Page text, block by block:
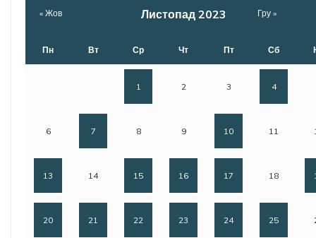
Листопад 2023
Пн Вт Ср Чт Пт Сб
1 2 3 4
6 7 8 9 10 11
13 14 15 16 17 18
20 21 22 23 24 25
« Жов Гру »